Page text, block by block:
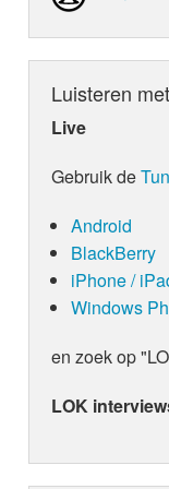
Luisteren
Live
Gebruik de
Android
BlackBerry
iPhone /
Windows
en zoek op
LOK